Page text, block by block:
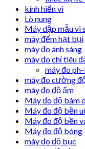
kính hiển vi
Lò nung
Máy dập mẫu vi
máy đếm hạt bụi
máy đo ánh sáng
máy đo chỉ tiêu
máy đo
máy đo cường
máy đo độ ẩm
Máy đo độ bám
Máy đo độ bền
Máy đo độ bền
Máy đo độ bóng
máy đo độ bục